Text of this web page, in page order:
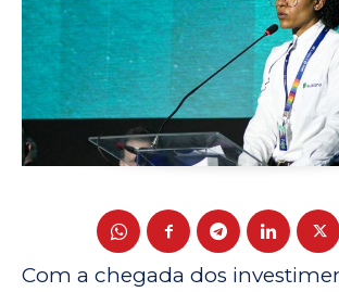
Com a chegada dos